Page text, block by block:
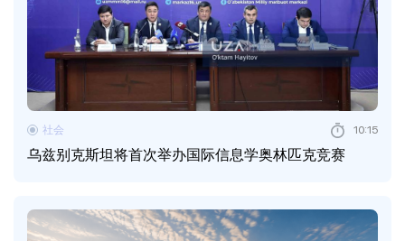
乌兹别克斯坦将首次举办国际信息学奥林匹克竞赛
社会 10:15